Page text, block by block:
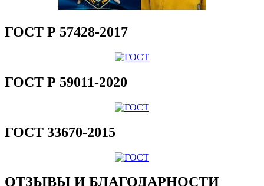
ГОСТ Р 57428-2017
ГОСТ Р 59011-2020
ГОСТ 33670-2015
ОТЗЫВЫ И БЛАГОДАРНОСТИ